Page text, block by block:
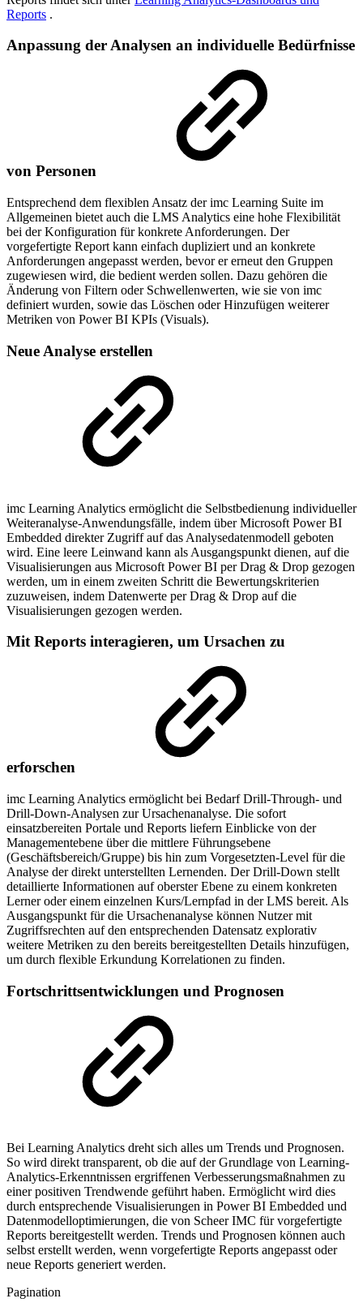
Reports .
Anpassung der Analysen an individuelle Bedürfnisse
von Personen
Entsprechend dem flexiblen Ansatz der imc Learning Suite im
Allgemeinen bietet auch die LMS Analytics eine hohe Flexibilität
bei der Konfiguration für konkrete Anforderungen. Der
vorgefertigte Report kann einfach dupliziert und an konkrete
Anforderungen angepasst werden, bevor er erneut den Gruppen
zugewiesen wird, die bedient werden sollen. Dazu gehören die
Änderung von Filtern oder Schwellenwerten, wie sie von imc
definiert wurden, sowie das Löschen oder Hinzufügen weiterer
Metriken von Power BI KPIs (Visuals).
Neue Analyse erstellen
imc Learning Analytics ermöglicht die Selbstbedienung individueller
Weiteranalyse-Anwendungsfälle, indem über Microsoft Power BI
Embedded direkter Zugriff auf das Analysedatenmodell geboten
wird. Eine leere Leinwand kann als Ausgangspunkt dienen, auf die
Visualisierungen aus Microsoft Power BI per Drag & Drop gezogen
werden, um in einem zweiten Schritt die Bewertungskriterien
zuzuweisen, indem Datenwerte per Drag & Drop auf die
Visualisierungen gezogen werden.
Mit Reports interagieren, um Ursachen zu
erforschen
imc Learning Analytics ermöglicht bei Bedarf Drill-Through- und
Drill-Down-Analysen zur Ursachenanalyse. Die sofort
einsatzbereiten Portale und Reports liefern Einblicke von der
Managementebene über die mittlere Führungsebene
(Geschäftsbereich/Gruppe) bis hin zum Vorgesetzten-Level für die
Analyse der direkt unterstellten Lernenden. Der Drill-Down stellt
detaillierte Informationen auf oberster Ebene zu einem konkreten
Lerner oder einem einzelnen Kurs/Lernpfad in der LMS bereit. Als
Ausgangspunkt für die Ursachenanalyse können Nutzer mit
Zugriffsrechten auf den entsprechenden Datensatz explorativ
weitere Metriken zu den bereits bereitgestellten Details hinzufügen,
um durch flexible Erkundung Korrelationen zu finden.
Fortschrittsentwicklungen und Prognosen
Bei Learning Analytics dreht sich alles um Trends und Prognosen.
So wird direkt transparent, ob die auf der Grundlage von Learning-
Analytics-Erkenntnissen ergriffenen Verbesserungsmaßnahmen zu
einer positiven Trendwende geführt haben. Ermöglicht wird dies
durch entsprechende Visualisierungen in Power BI Embedded und
Datenmodelloptimierungen, die von Scheer IMC für vorgefertigte
Reports bereitgestellt werden. Trends und Prognosen können auch
selbst erstellt werden, wenn vorgefertigte Reports angepasst oder
neue Reports generiert werden.
Pagination